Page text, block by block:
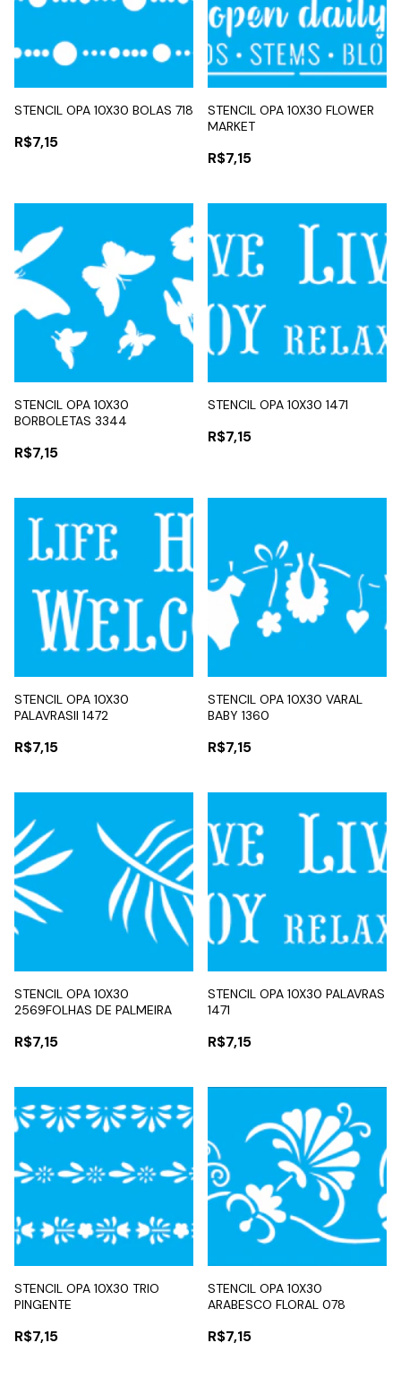
STENCIL OPA 10X30 BOLAS 718
R$7,15
STENCIL OPA 10X30 FLOWER
MARKET
R$7,15
STENCIL OPA 10X30
BORBOLETAS 3344
R$7,15
STENCIL OPA 10X30 1471
R$7,15
STENCIL OPA 10X30
PALAVRASII 1472
R$7,15
STENCIL OPA 10X30 VARAL
BABY 1360
R$7,15
STENCIL OPA 10X30
2569FOLHAS DE PALMEIRA
R$7,15
STENCIL OPA 10X30 PALAVRAS
1471
R$7,15
STENCIL OPA 10X30 TRIO
PINGENTE
R$7,15
STENCIL OPA 10X30
ARABESCO FLORAL 078
R$7,15